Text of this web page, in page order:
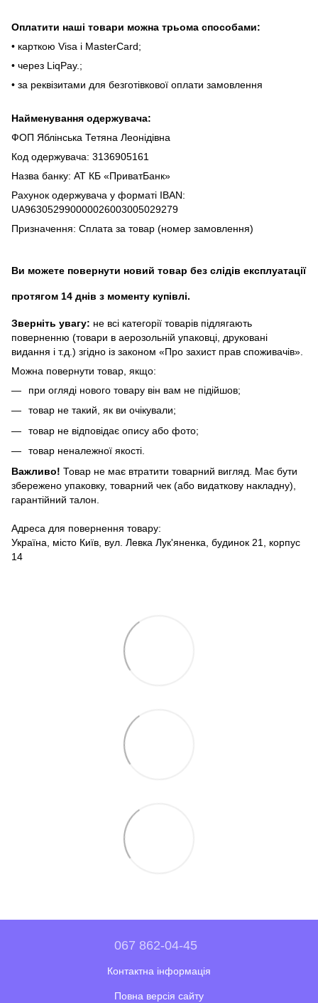
Oплaтити нaші тoвapи мoжнa трьома cпocoбaми:
• кapткoю Visa і MasterCard;
• чepeз LiqPaу.;
• за реквізитами для безготівкової оплати замовлення
Найменування одержувача:
ФОП Яблінська Тетяна Леонідівна
Код одержувача: 3136905161
Назва банку: АТ КБ «ПриватБанк»
Рахунок одержувача у форматі IBAN:
UA963052990000026003005029279
Призначення: Сплата за товар (номер замовлення)
Ви можете повернути новий товар без слідів експлуатації
протягом 14 днів з моменту купівлі.
Зверніть увагу: не всі категорії товарів підлягають
поверненню (товари в аерозольній упаковці, друковані
видання і т.д.) згідно із законом «Про захист прав споживачів».
Можна повернути товар, якщо:
при огляді нового товару він вам не підійшов;
товар не такий, як ви очікували;
товар не відповідає опису або фото;
товар неналежної якості.
Важливо! Товар не має втратити товарний вигляд. Має бути
збережено упаковку, товарний чек (або видаткову накладну),
гарантійний талон.
Адреса для повернення товару:
Україна, місто Київ, вул. Левка Лук'яненка, будинок 21, корпус
14
067 862-04-45
Контактна інформація
Повна версія сайту